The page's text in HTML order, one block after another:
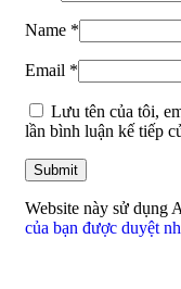
Name *
Email *
Lưu tên của tôi,
lần bình luận kế tiếp
Website này sử dụng
của bạn được duyệt